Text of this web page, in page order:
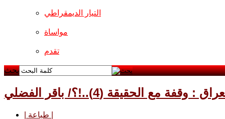
التيار الديمقراطي
مواساة
تقدم
بحث
: وقفة مع الحقيقة (4)..!؟/ باقر الفضلي